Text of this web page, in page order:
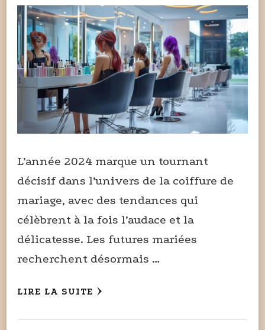
L’année 2024 marque un tournant
décisif dans l’univers de la coiffure de
mariage, avec des tendances qui
célèbrent à la fois l’audace et la
délicatesse. Les futures mariées
recherchent désormais …
LIRE LA SUITE